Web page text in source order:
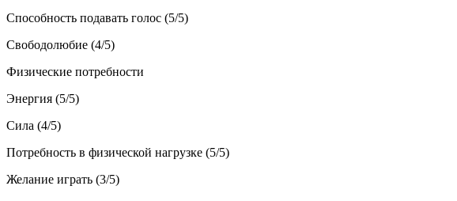
Способность подавать голос (5/5)
Свободолюбие (4/5)
Физические потребности
Энергия (5/5)
Сила (4/5)
Потребность в физической нагрузке (5/5)
Желание играть (3/5)